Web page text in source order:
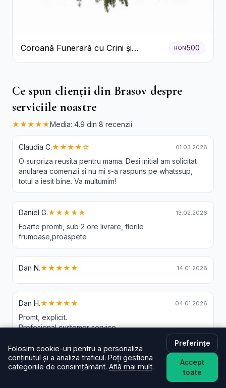
Coroană Funerară cu Crini și
Garoafe Albe
RON500
Ce spun clienții din Brasov despre
serviciile noastre
★★★★★Media: 4.9 din 8 recenzii
Claudia C.★★★★☆ 01.03.2026
O surpriza reusita pentru mama. Desi initial am solicitat
anularea comenzii si nu mi s-a raspuns pe whatssup,
totul a iesit bine. Va multumim!
Daniel G.★★★★★ 13.02.2026
Foarte promti, sub 2 ore livrare, florile
frumoase,proaspete
Dan N.★★★★★ 14.01.2026
Dan H.★★★★★ 04.01.2026
Promt, explicit.
Profesional customer service.
Carolina C. ★★★★★ 05.12.2025
Mulțumesc livratorului, m-a așteptat 30 de minute.
Folosim cookie-uri pentru a personaliza
conținutul și a analiza traficul. Poți gestiona
categoriile de consimțământ. Află mai mult.
Preferințe
Accept
toate